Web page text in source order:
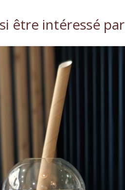
être intéressé par